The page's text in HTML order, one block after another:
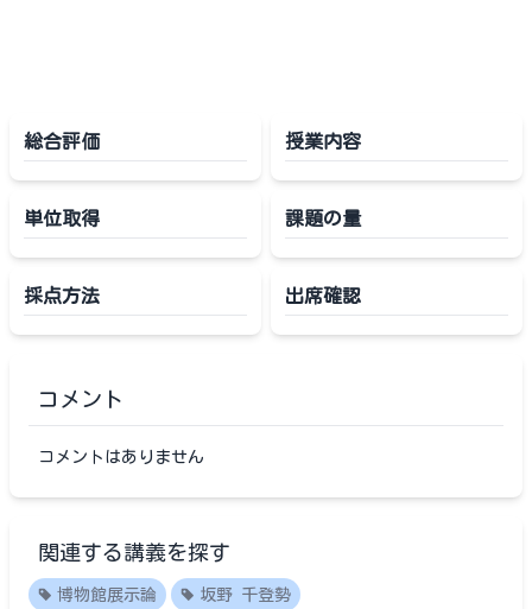
総合評価 授業内容
単位取得 課題の量
採点方法 出席確認
コメント
コメントはありません
関連する講義を探す
博物館展示論 坂野 千登勢